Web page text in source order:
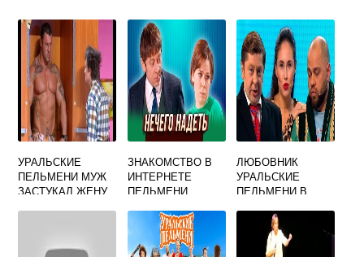
УРАЛЬСКИЕ
ПЕЛЬМЕНИ МУЖ
ЗАСТУКАЛ ЖЕНУ
ЗНАКОМСТВО В
ИНТЕРНЕТЕ
ПЕЛЬМЕНИ
ЛЮБОВНИК
УРАЛЬСКИЕ
ПЕЛЬМЕНИ В